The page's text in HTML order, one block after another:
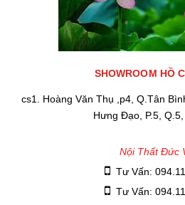
SHOWROOM HỒ
cs1. Hoàng Văn Thụ ,p4, Q.Tân
Hưng Đạo, P.5, Q.5,
Nội Thất Đức
Tư Vấn:
Tư Vấn: